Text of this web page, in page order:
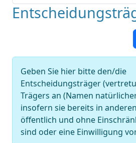
Geben Sie hier bitte den/die
Entscheidungsträger
Trägers an (Namen
insofern sie bereits in
öffentlich und ohne
sind oder eine Einwilligung